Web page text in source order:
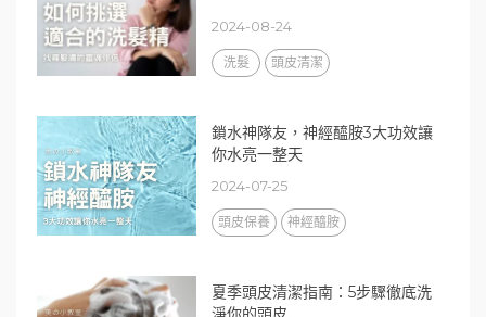
2024-08-24
洗髮 頭皮清潔
鎖水神隊友，神經醯胺3大功效讓
你水亮一整天
2024-07-25
頭皮保養 神經醯胺
夏季頭皮清潔指南：5步驟徹底洗